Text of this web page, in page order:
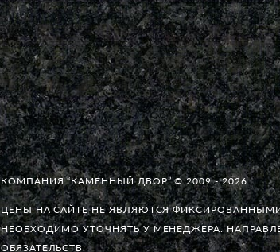
КОМПАНИЯ “КАМЕННЫЙ ДВОР” © 2009 - 2026
ЦЕНЫ НА САЙТЕ НЕ ЯВЛЯЮТСЯ
НЕОБХОДИМО УТОЧНЯТЬ У МЕНЕДЖЕРА.
ОБЯЗАТЕЛЬСТВ.